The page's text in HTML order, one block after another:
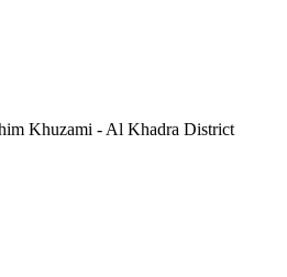
Khuzami - Al Khadra District